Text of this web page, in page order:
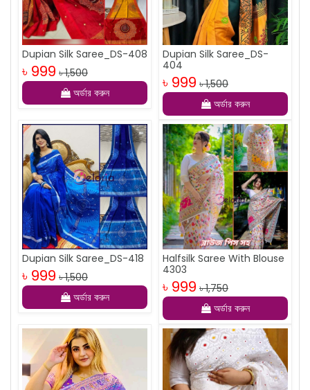
Dupian Silk Saree_DS-408
৳ 999 ৳ 1,500
অর্ডার করুন
Dupian Silk Saree_DS-
404
৳ 999 ৳ 1,500
অর্ডার করুন
Dupian Silk Saree_DS-418
৳ 999 ৳ 1,500
অর্ডার করুন
Halfsilk Saree With Blouse
4303
৳ 999 ৳ 1,750
অর্ডার করুন